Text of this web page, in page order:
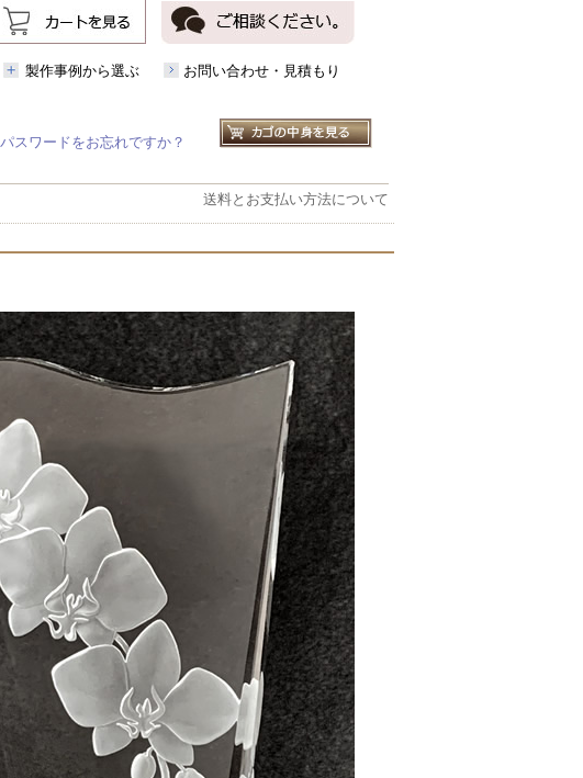
製作事例から選ぶ お問い合わせ・見積もり
パスワードをお忘れですか？
送料とお支払い方法について